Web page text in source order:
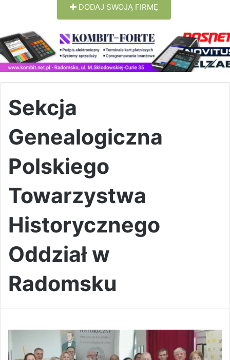
DODAJ SWOJĄ FIRMĘ
Sekcja
Genealogiczna
Polskiego
Towarzystwa
Historycznego
Oddział w
Radomsku